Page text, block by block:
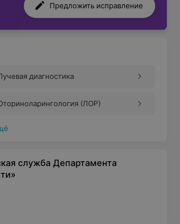
Предложить исправление
диагностика
(ЛОР)
служба Департамента